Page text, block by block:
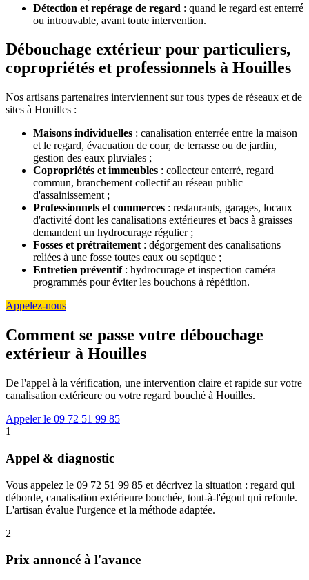
Détection et repérage de regard : quand le regard est enterré
ou introuvable, avant toute intervention.
Débouchage extérieur pour particuliers,
copropriétés et professionnels à Houilles
Nos artisans partenaires interviennent sur tous types de réseaux et de
sites à Houilles :
Maisons individuelles : canalisation enterrée entre la maison
et le regard, évacuation de cour, de terrasse ou de jardin,
gestion des eaux pluviales ;
Copropriétés et immeubles : collecteur enterré, regard
commun, branchement collectif au réseau public
d'assainissement ;
Professionnels et commerces : restaurants, garages, locaux
d'activité dont les canalisations extérieures et bacs à graisses
demandent un hydrocurage régulier ;
Fosses et prétraitement : dégorgement des canalisations
reliées à une fosse toutes eaux ou septique ;
Entretien préventif: hydrocurage et inspection caméra
programmés pour éviter les bouchons à répétition.
Appelez-nous
Comment se passe votre débouchage
extérieur à Houilles
De l'appel à la vérification, une intervention claire et rapide sur votre
canalisation extérieure ou votre regard bouché à Houilles.
Appeler le 09 72 51 99 85
1
Appel & diagnostic
Vous appelez le 09 72 51 99 85 et décrivez la situation : regard qui
déborde, canalisation extérieure bouchée, tout-à-l'égout qui refoule.
L'artisan évalue l'urgence et la méthode adaptée.
2
Prix annoncé à l'avance